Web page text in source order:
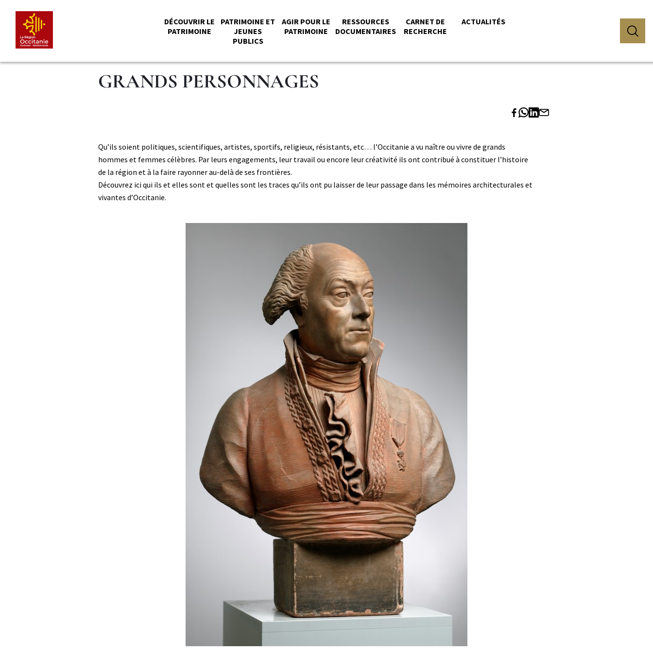
contenu
principal
MENU
PRINCIPAL
DÉCOUVRIR LE
PATRIMOINE
PATRIMOINE ET
JEUNES
PUBLICS
AGIR POUR LE
PATRIMOINE
RESSOURCES
DOCUMENTAIRES
CARNET DE
RECHERCHE
ACTUALITÉS
GRANDS PERSONNAGES
Paragraphe
Paragraphe
niveau
2
Corps
Qu’ils soient politiques, scientifiques, artistes, sportifs, religieux, résistants, etc… l’Occitanie a vu naître ou vivre de grands
hommes et femmes célèbres. Par leurs engagements, leur travail ou encore leur créativité ils ont contribué à constituer l’histoire
de la région et à la faire rayonner au-delà de ses frontières.
Découvrez ici qui ils et elles sont et quelles sont les traces qu’ils ont pu laisser de leur passage dans les mémoires architecturales et
vivantes d’Occitanie.